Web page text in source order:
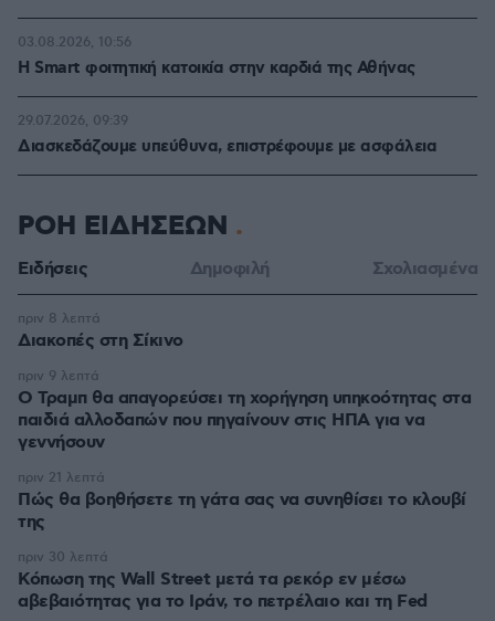
Η Smart φοιτητική κατοικία στην καρδιά της Αθήνας
03.08.2026, 10:56
Διασκεδάζουμε υπεύθυνα, επιστρέφουμε με ασφάλεια
29.07.2026, 09:39
ΡΟΗ ΕΙΔΗΣΕΩΝ
Ειδήσεις Δημοφιλή Σχολιασμένα
Διακοπές στη Σίκινο
πριν 8 λεπτά
Ο Τραμπ θα απαγορεύσει τη χορήγηση υπηκοότητας στα
παιδιά αλλοδαπών που πηγαίνουν στις ΗΠΑ για να
γεννήσουν
πριν 9 λεπτά
Πώς θα βοηθήσετε τη γάτα σας να συνηθίσει το κλουβί
της
πριν 21 λεπτά
Κόπωση της Wall Street μετά τα ρεκόρ εν μέσω
αβεβαιότητας για το Ιράν, το πετρέλαιο και τη Fed
πριν 30 λεπτά